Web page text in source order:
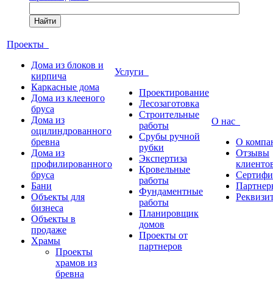
Найти
Проекты
Дома из блоков и
кирпича
Каркасные дома
Дома из клееного
бруса
Дома из
оцилиндрованного
бревна
Дома из
профилированного
бруса
Бани
Объекты для
бизнеса
Объекты в
продаже
Храмы
Проекты
храмов из
бревна
Услуги
Проектирование
Лесозаготовка
Строительные
работы
Срубы ручной
рубки
Экспертиза
Кровельные
работы
Фундаментные
работы
Планировщик
домов
Проекты от
партнеров
О нас
О
Отзывы